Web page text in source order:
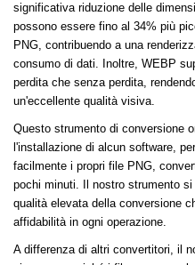
significativa riduzione delle
possono essere fino al 34% più
PNG, contribuendo a una
consumo di dati. Inoltre, WEBP
perdita che senza perdita,
un'eccellente qualità visiva.
Questo strumento di conversione
l'installazione di alcun software,
facilmente i propri file PNG,
pochi minuti. Il nostro strumento
qualità elevata della conversione
affidabilità in ogni operazione.
A differenza di altri convertitori, il